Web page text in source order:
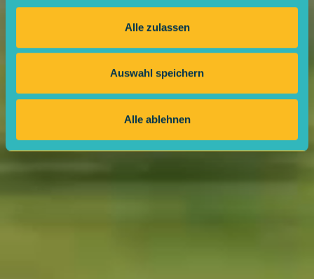
Alle zulassen
Auswahl speichern
Alle ablehnen